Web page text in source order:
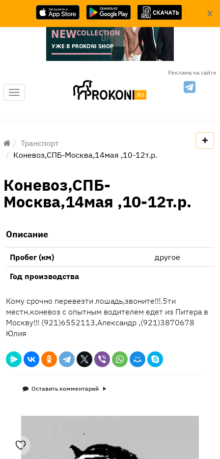
X
Реклама на сайте
Меню
Транспорт
Коневоз,СПБ-Москва,14мая ,10-12т.р.
Коневоз,СПБ-
Москва,14мая ,10-12т.р.
Описание
Пробег (км)
другое
Год производства
Кому срочно перевезти лошадь,звоните!!!.5ти
местн.коневоз с опытным водителем едет из Питера в
Москву!!! (921)6552113,Александр ,(921)3870678
Юлия
Оставить комментарий